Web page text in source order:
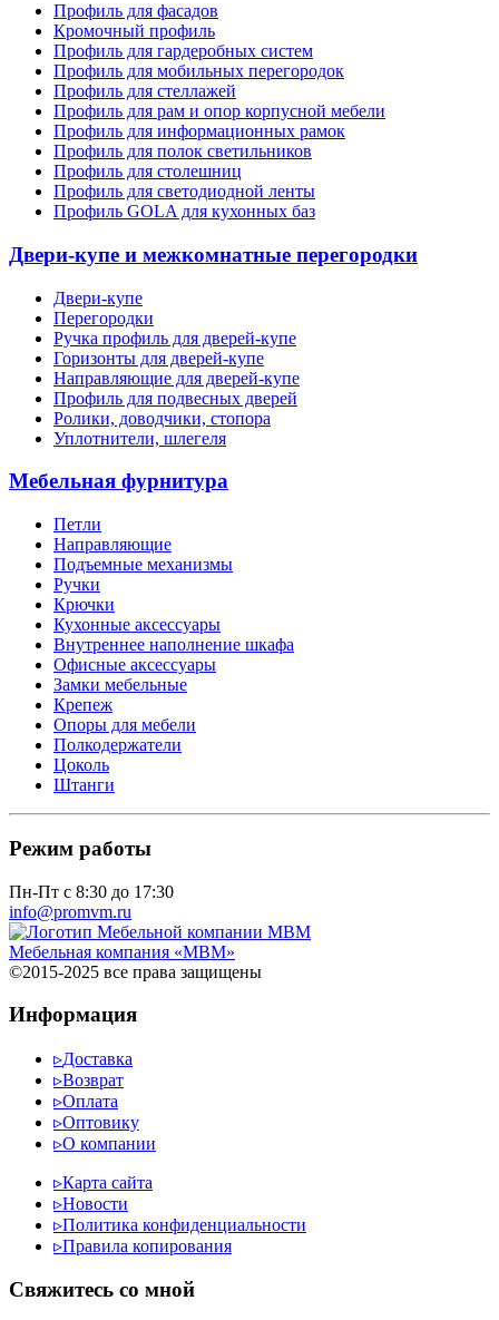
Профиль для фасадов
Кромочный профиль
Профиль для гардеробных систем
Профиль для мобильных перегородок
Профиль для стеллажей
Профиль для рам и опор корпусной мебели
Профиль для информационных рамок
Профиль для полок светильников
Профиль для столешниц
Профиль для светодиодной ленты
Профиль GOLA для кухонных баз
Двери-купе и межкомнатные перегородки
Двери-купе
Перегородки
Ручка профиль для дверей-купе
Горизонты для дверей-купе
Направляющие для дверей-купе
Профиль для подвесных дверей
Ролики, доводчики, стопора
Уплотнители, шлегеля
Мебельная фурнитура
Петли
Направляющие
Подъемные механизмы
Ручки
Крючки
Кухонные аксессуары
Внутреннее наполнение шкафа
Офисные аксессуары
Замки мебельные
Крепеж
Опоры для мебели
Полкодержатели
Цоколь
Штанги
Режим работы
Пн-Пт с 8:30 до 17:30
info@promvm.ru
Мебельная компания «МВМ»
©2015-2025 все права защищены
Информация
▹Доставка
▹Возврат
▹Оплата
▹Оптовику
▹О компании
▹Карта сайта
▹Новости
▹Политика конфиденциальности
▹Правила копирования
Cвяжитесь со мной